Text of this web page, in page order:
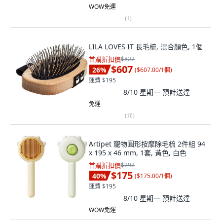
WOW免運
(1)
LILA LOVES IT 長毛梳, 混合顏色, 1個
首購折扣價$822
26% $607 ($607.00/1個)
運費 $195
8/10 星期一 預計送達
免運
(10)
Artipet 寵物圓形按摩除毛梳 2件組 94
x 195 x 46 mm, 1套, 黃色, 白色
首購折扣價$292
40% $175 ($175.00/1個)
運費 $195
8/10 星期一 預計送達
WOW免運